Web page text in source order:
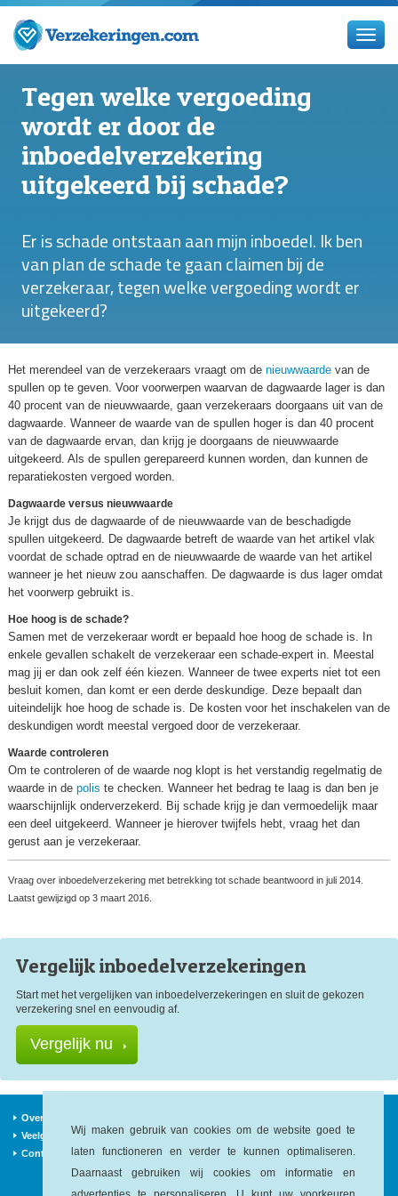
Wij maken gebruik van cookies om de website goed te
laten functioneren en verder te kunnen optimaliseren.
Daarnaast gebruiken wij cookies om informatie en
Tegen welke vergoeding
wordt er door de
inboedelverzekering
uitgekeerd bij schade?
Er is schade ontstaan aan mijn inboedel. Ik ben
van plan de schade te gaan claimen bij de
verzekeraar, tegen welke vergoeding wordt er
uitgekeerd?
Het merendeel van de verzekeraars vraagt om de nieuwwaarde van de
spullen op te geven. Voor voorwerpen waarvan de dagwaarde lager is dan
40 procent van de nieuwwaarde, gaan verzekeraars doorgaans uit van de
dagwaarde. Wanneer de waarde van de spullen hoger is dan 40 procent
van de dagwaarde ervan, dan krijg je doorgaans de nieuwwaarde
uitgekeerd. Als de spullen gerepareerd kunnen worden, dan kunnen de
reparatiekosten vergoed worden.
Dagwaarde versus nieuwwaarde
Je krijgt dus de dagwaarde of de nieuwwaarde van de beschadigde
spullen uitgekeerd. De dagwaarde betreft de waarde van het artikel vlak
voordat de schade optrad en de nieuwwaarde de waarde van het artikel
wanneer je het nieuw zou aanschaffen. De dagwaarde is dus lager omdat
het voorwerp gebruikt is.
Hoe hoog is de schade?
Samen met de verzekeraar wordt er bepaald hoe hoog de schade is. In
enkele gevallen schakelt de verzekeraar een schade-expert in. Meestal
mag jij er dan ook zelf één kiezen. Wanneer de twee experts niet tot een
besluit komen, dan komt er een derde deskundige. Deze bepaalt dan
uiteindelijk hoe hoog de schade is. De kosten voor het inschakelen van de
deskundigen wordt meestal vergoed door de verzekeraar.
Waarde controleren
Om te controleren of de waarde nog klopt is het verstandig regelmatig de
waarde in de polis te checken. Wanneer het bedrag te laag is dan ben je
waarschijnlijk onderverzekerd. Bij schade krijg je dan vermoedelijk maar
een deel uitgekeerd. Wanneer je hierover twijfels hebt, vraag het dan
gerust aan je verzekeraar.
Vraag over inboedelverzekering met betrekking tot schade beantwoord in juli 2014.
Laatst gewijzigd op 3 maart 2016.
Vergelijk inboedelverzekeringen
Start met het vergelijken van inboedelverzekeringen en sluit de gekozen
verzekering snel en eenvoudig af.
Vergelijk nu
Over ons
Veelgestelde vragen
Begrippen
Sitemap
Contact